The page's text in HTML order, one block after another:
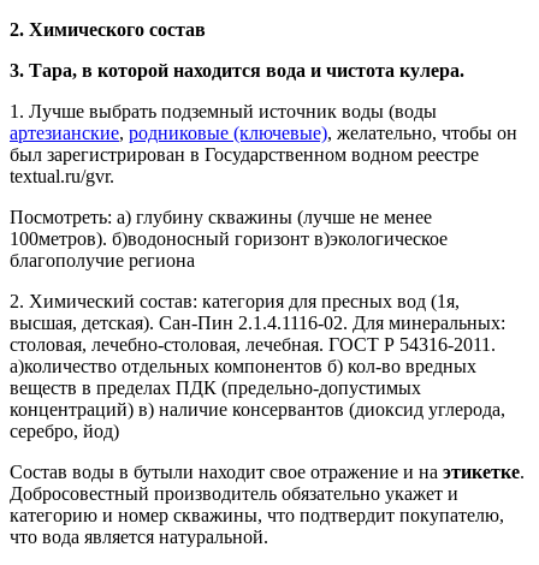
2. Химического состав
3. Тара, в которой находится вода и чистота кулера.
1. Лучше выбрать подземный источник воды (воды
артезианские, родниковые (ключевые), желательно, чтобы он
был зарегистрирован в Государственном водном реестре
textual.ru/gvr.
Посмотреть: а) глубину скважины (лучше не менее
100метров). б)водоносный горизонт в)экологическое
благополучие региона
2. Химический состав: категория для пресных вод (1я,
высшая, детская). Сан-Пин 2.1.4.1116-02. Для минеральных:
столовая, лечебно-столовая, лечебная. ГОСТ Р 54316-2011.
а)количество отдельных компонентов б) кол-во вредных
веществ в пределах ПДК (предельно-допустимых
концентраций) в) наличие консервантов (диоксид углерода,
серебро, йод)
Состав воды в бутыли находит свое отражение и на этикетке.
Добросовестный производитель обязательно укажет и
категорию и номер скважины, что подтвердит покупателю,
что вода является натуральной.